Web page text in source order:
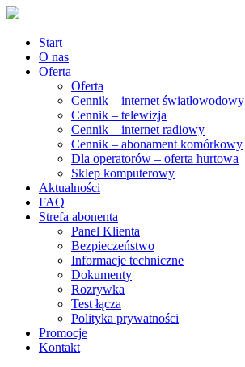
Start
O nas
Oferta
Oferta
Cennik – internet światłowodowy
Cennik – telewizja
Cennik – internet radiowy
Cennik – abonament komórkowy
Dla operatorów – oferta hurtowa
Sklep komputerowy
Aktualności
FAQ
Strefa abonenta
Panel Klienta
Bezpieczeństwo
Informacje techniczne
Dokumenty
Rozrywka
Test łącza
Polityka prywatności
Promocje
Kontakt